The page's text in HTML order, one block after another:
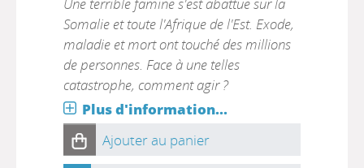
Somalie et toute l'Afrique de l'Est. Exode,
maladie et mort ont touché des millions
de personnes. Face à une telles
catastrophe, comment agir ?
Plus d'information...
Ajouter au panier